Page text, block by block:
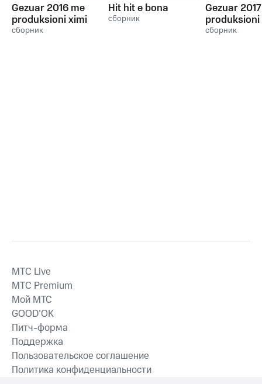
Gezuar 2016 me
produksioni ximi
сборник
Hit hit e bona
сборник
Gezuar
produksioni
сборник
MTС Live
MTС Premium
Мой МТС
GOOD’OK
Питч-форма
Поддержка
Пользовательское соглашение
Политика конфиденциальности